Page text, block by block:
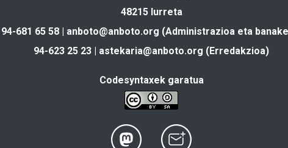
48215 Iurreta
94-681 65 58 | anboto@anboto.org (Administrazioa eta
94-623 25 23 | astekaria@anboto.org (Erredakzioa)
Codesyntaxek garatua